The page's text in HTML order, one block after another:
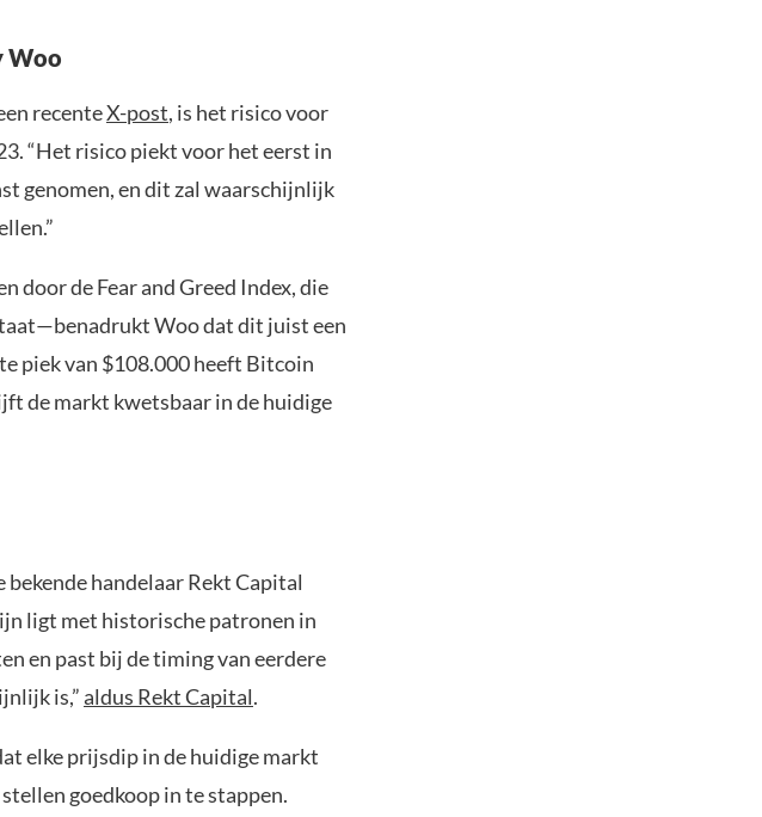
Woo
recenteX-post, is het risico voor
“Het risico piekt voor het eerst in
genomen, en dit zal waarschijnlijk
de Fear and Greed Index, die
Woo dat dit juist een
piek van $108.000 heeft Bitcoin
de markt kwetsbaar in de huidige
bekende handelaar Rekt Capital
ligt met historische patronen in
en past bij de timing van eerdere
is,”aldus Rekt Capital.
elke prijsdip in de huidige markt
goedkoop in te stappen.